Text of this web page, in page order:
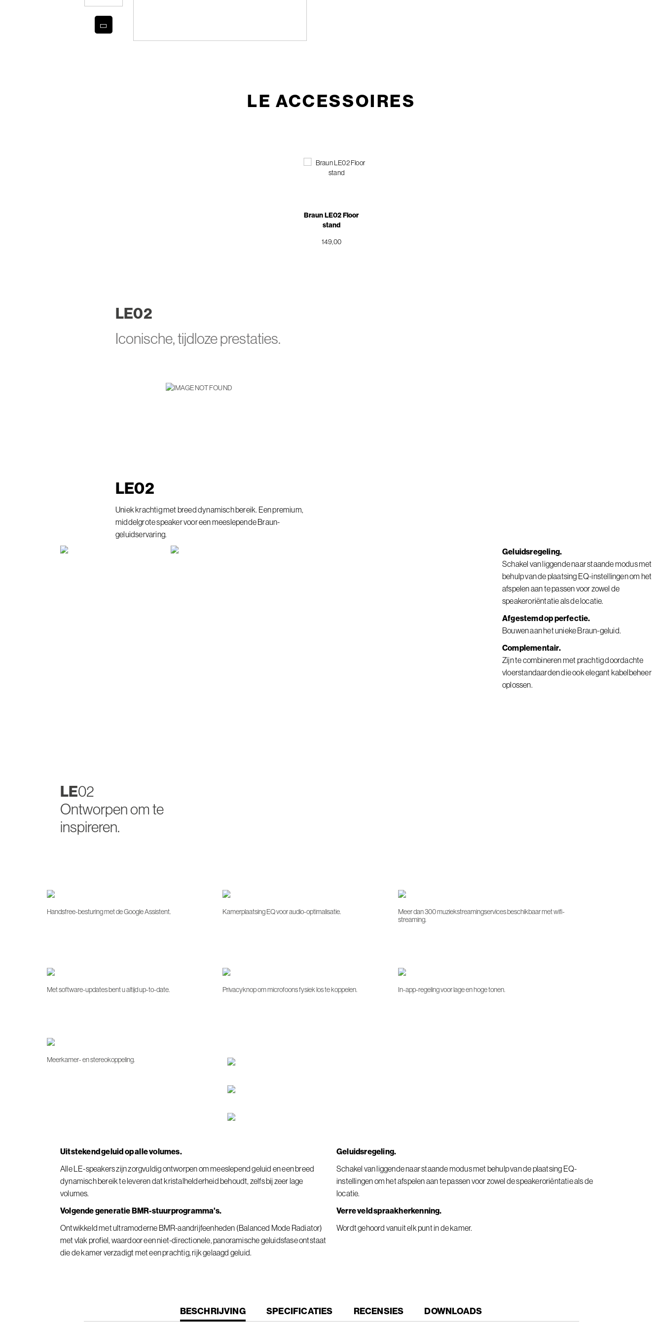
LE ACCESSOIRES
Braun LE02 Floor
stand
149,00
LE02
Iconische, tijdloze prestaties.
LE02
Uniek krachtig met breed dynamisch bereik. Een premium,
middelgrote speaker voor een meeslepende Braun-
geluidservaring.
Geluidsregeling.
Schakel van liggende naar staande modus met
behulp van de plaatsing EQ-instellingen om het
afspelen aan te passen voor zowel de
speakeroriëntatie als de locatie.
Afgestemd op perfectie.
Bouwen aan het unieke Braun-geluid.
Complementair.
Zijn te combineren met prachtig doordachte
vloerstandaarden die ook elegant kabelbeheer
oplossen.
LE02
Ontworpen om te
inspireren.
Handsfree-besturing met de Google Assistent. Kamerplaatsing EQ voor audio-optimalisatie.
Meer dan 300 muziekstreamingservices beschikbaar met wifi-
streaming.
Met software-updates bent u altijd up-to-date. Privacyknop om microfoons fysiek los te koppelen. In-app-regeling voor lage en hoge tonen.
Meerkamer- en stereokoppeling.
Uitstekend geluid op alle volumes.
Alle LE-speakers zijn zorgvuldig ontworpen om meeslepend geluid en een breed
dynamisch bereik te leveren dat kristalhelderheid behoudt, zelfs bij zeer lage
volumes.
Geluidsregeling.
Schakel van liggende naar staande modus met behulp van de plaatsing EQ-
instellingen om het afspelen aan te passen voor zowel de speakeroriëntatie als de
locatie.
Volgende generatie BMR-stuurprogramma's.
Ontwikkeld met ultramoderne BMR-aandrijfeenheden (Balanced Mode Radiator)
met vlak profiel, waardoor een niet-directionele, panoramische geluidsfase ontstaat
die de kamer verzadigt met een prachtig, rijk gelaagd geluid.
Verre veld spraakherkenning.
Wordt gehoord vanuit elk punt in de kamer.
CURRENT
TAB:
BESCHRIJVING SPECIFICATIES RECENSIES DOWNLOADS